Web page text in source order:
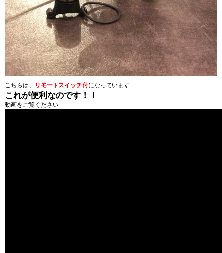
こちらは、 リモートスイッチ付になっています
これが便利なのです！！
動画をご覧ください